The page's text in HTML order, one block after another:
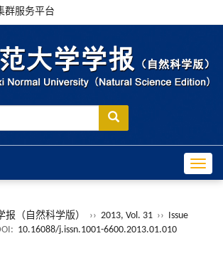
群服务平台
报（自然科学版） ›› 2013, Vol. 31 ››
Issue
10.16088/j.issn.1001-6600.2013.01.010